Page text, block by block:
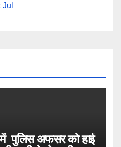
Jul
में पुलिस अफसर को हाई